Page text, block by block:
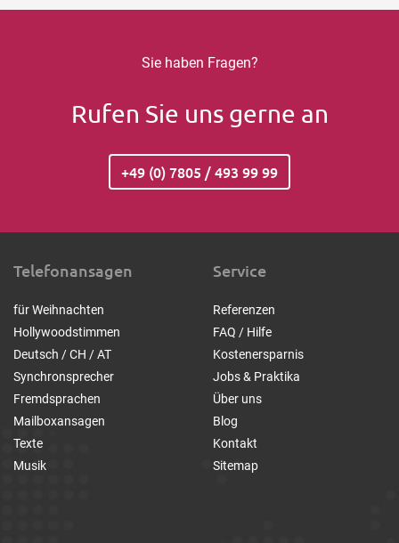
Sie haben Fragen?
Rufen Sie uns gerne an
+49 (0) 7805 / 493 99 99
Telefonansagen
für Weihnachten
Hollywoodstimmen
Deutsch / CH / AT
Synchronsprecher
Fremdsprachen
Mailboxansagen
Texte
Musik
Service
Referenzen
FAQ / Hilfe
Kostenersparnis
Jobs & Praktika
Über uns
Blog
Kontakt
Sitemap